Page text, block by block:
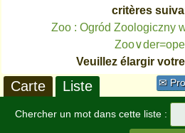
critères
Zoo : Ogród Zoologiczny
Veuillez élargir
✉
Carte Liste
Chercher un mot dans cette liste :